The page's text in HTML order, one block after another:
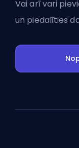
Vai arī vari
un piedalīties